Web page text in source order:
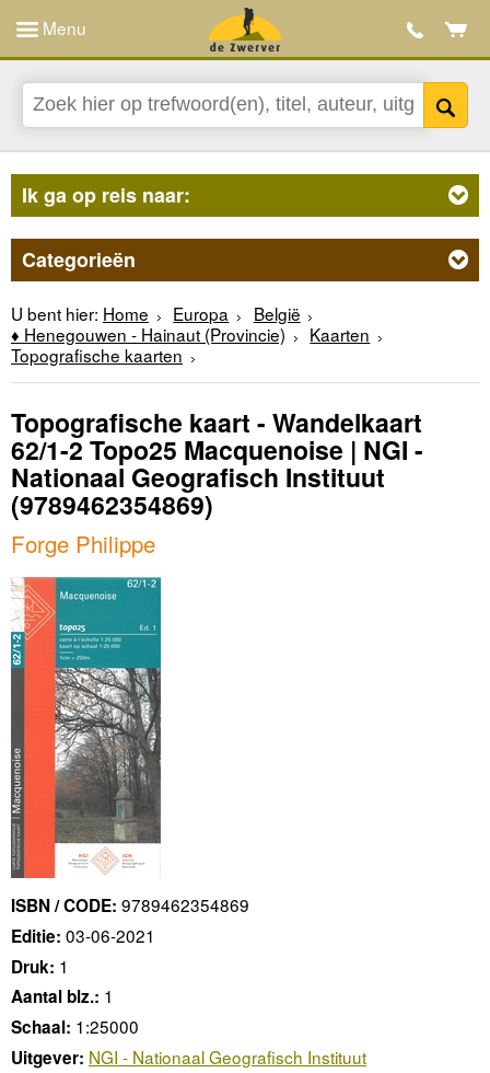
Menu
Ik ga op reis naar:
Categorieën
U bent hier: Home Europa
België
♦ Henegouwen - Hainaut (Provincie)
Kaarten
Topografische kaarten
Topografische kaart - Wandelkaart
62/1-2 Topo25 Macquenoise | NGI -
Nationaal Geografisch Instituut
(9789462354869)
Forge Philippe
ISBN / CODE: 9789462354869
Editie: 03-06-2021
Druk: 1
Aantal blz.: 1
Schaal: 1:25000
Uitgever: NGI - Nationaal Geografisch Instituut